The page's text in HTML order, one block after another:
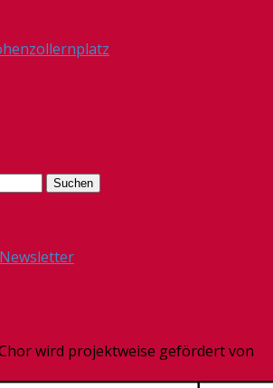
wird projektweise gefördert von